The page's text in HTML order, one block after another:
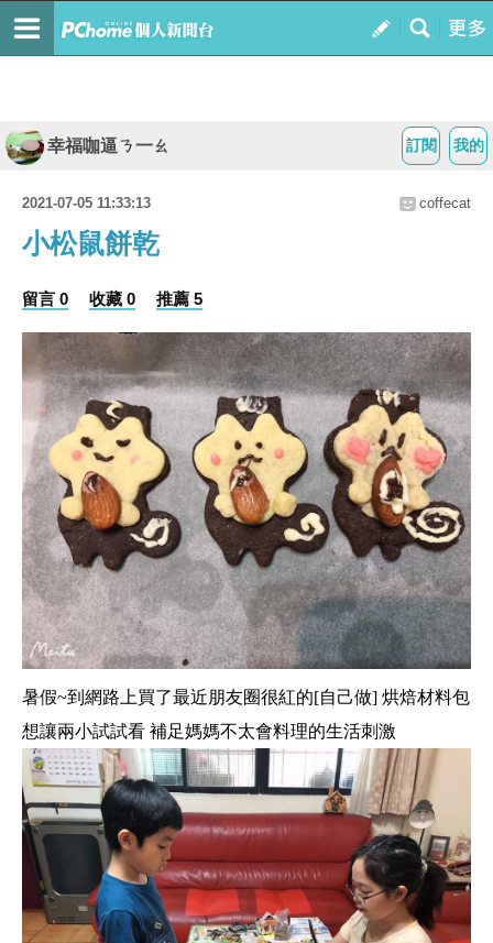
我的
訂閱
幸福咖逼ㄋ一ㄠ
2021-07-05 11:33:13 coffecat
小松鼠餅乾
留言 0 收藏 0 推薦 5
暑假~到網路上買了最近朋友圈很紅的[自己做] 烘焙材料包
想讓兩小試試看 補足媽媽不太會料理的生活刺激